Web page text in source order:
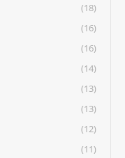
(18)
(16)
(16)
(14)
(13)
(13)
(12)
(11)